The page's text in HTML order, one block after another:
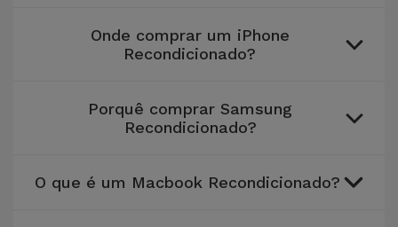
Onde comprar um iPhone
Recondicionado?
Porquê comprar Samsung
Recondicionado?
O que é um Macbook Recondicionado?